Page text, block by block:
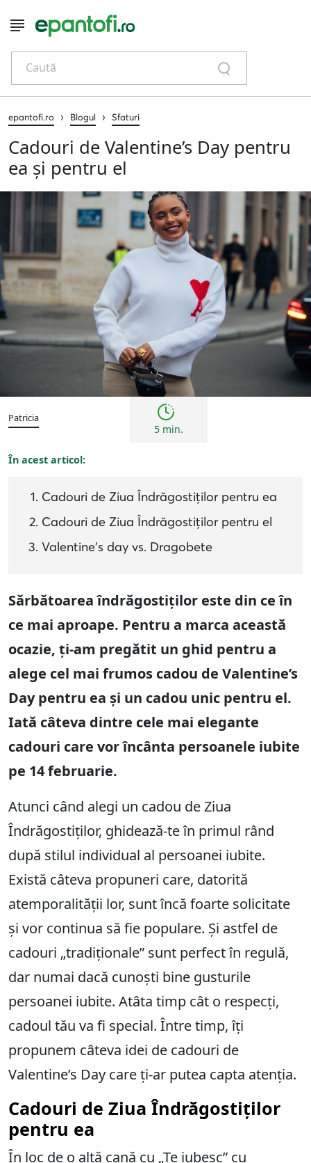
Caută
epantofi.ro › Blogul › Sfaturi
Cadouri de Valentine’s Day pentru
ea și pentru el
Patricia
5 min.
În acest articol:
Cadouri de Ziua Îndrăgostiților pentru ea
Cadouri de Ziua Îndrăgostiților pentru el
Valentine's day vs. Dragobete
Sărbătoarea îndrăgostiților este din ce în
ce mai aproape. Pentru a marca această
ocazie, ți-am pregătit un ghid pentru a
alege cel mai frumos cadou de Valentine’s
Day pentru ea și un cadou unic pentru el.
Iată câteva dintre cele mai elegante
cadouri care vor încânta persoanele iubite
pe 14 februarie.
Atunci când alegi un cadou de Ziua
Îndrăgostiților, ghidează-te în primul rând
după stilul individual al persoanei iubite.
Există câteva propuneri care, datorită
atemporalității lor, sunt încă foarte solicitate
și vor continua să fie populare. Și astfel de
cadouri „tradiționale” sunt perfect în regulă,
dar numai dacă cunoști bine gusturile
persoanei iubite. Atâta timp cât o respecți,
cadoul tău va fi special. Între timp, îți
propunem câteva idei de cadouri de
Valentine’s Day care ți-ar putea capta atenția.
Cadouri de Ziua Îndrăgostiților
pentru ea
În loc de o altă cană cu „Te iubesc” cu